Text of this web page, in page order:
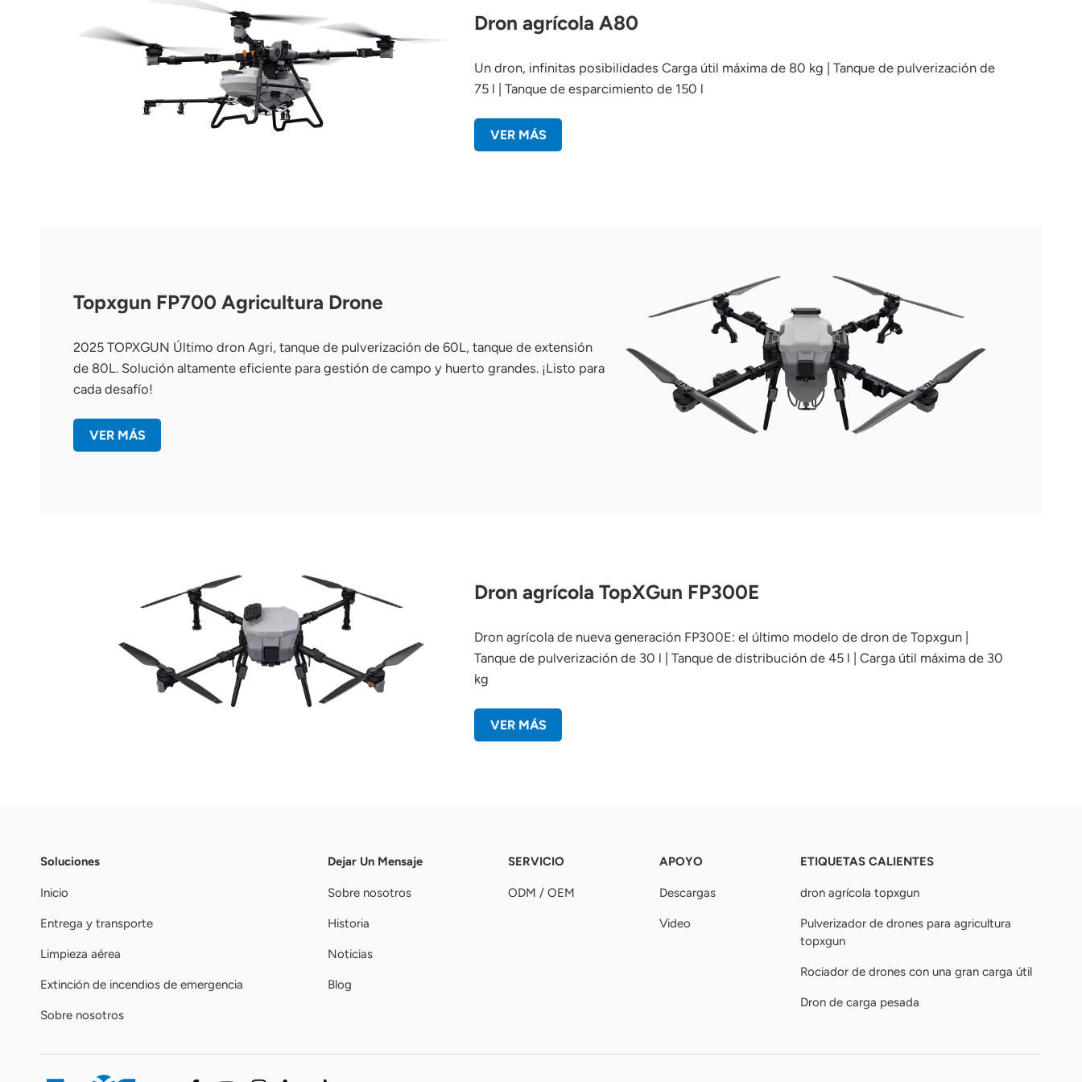
Dron agrícola A80
Un dron, infinitas posibilidades Carga útil máxima de 80 kg | Tanque de pulverización de
75 l | Tanque de esparcimiento de 150 l
VER MÁS
Topxgun FP700 Agricultura Drone
2025 TOPXGUN Último dron Agri, tanque de pulverización de 60L, tanque de extensión
de 80L. Solución altamente eficiente para gestión de campo y huerto grandes. ¡Listo para
cada desafío!
VER MÁS
Dron agrícola TopXGun FP300E
Dron agrícola de nueva generación FP300E: el último modelo de dron de Topxgun |
Tanque de pulverización de 30 l | Tanque de distribución de 45 l | Carga útil máxima de 30
kg
VER MÁS
Soluciones
Inicio
Entrega y transporte
Limpieza aérea
Extinción de incendios de emergencia
Sobre nosotros
Dejar Un Mensaje
Sobre nosotros
Historia
Noticias
Blog
SERVICIO
ODM / OEM
APOYO
Descargas
Video
ETIQUETAS CALIENTES
dron agrícola topxgun
Pulverizador de drones para agricultura
topxgun
Rociador de drones con una gran carga útil
Dron de carga pesada